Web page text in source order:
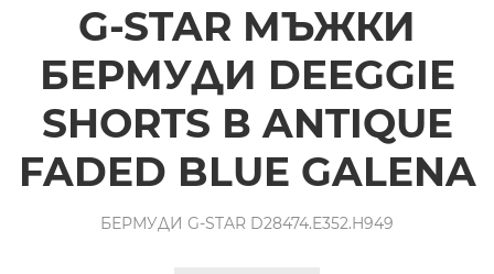
G-STAR МЪЖКИ
БЕРМУДИ DEEGGIE
SHORTS В ANTIQUE
FADED BLUE GALENA
БЕРМУДИ G-STAR D28474.E352.H949